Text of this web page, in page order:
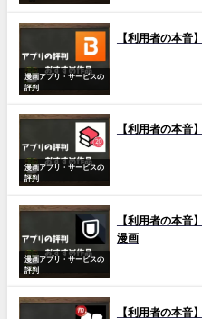
漫画アプリ・サービスの
評判
【利用者の本音
漫画アプリ・サービスの
評判
【利用者の本音
漫画アプリ・サービスの
評判
【利用者の本音
漫画
【利用者の本音